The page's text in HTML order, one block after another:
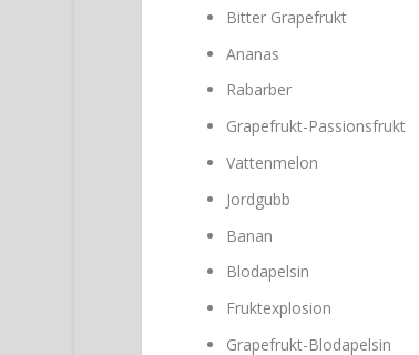
Bitter Grapefrukt
Ananas
Rabarber
Grapefrukt-Passionsfrukt
Vattenmelon
Jordgubb
Banan
Blodapelsin
Fruktexplosion
Grapefrukt-Blodapelsin